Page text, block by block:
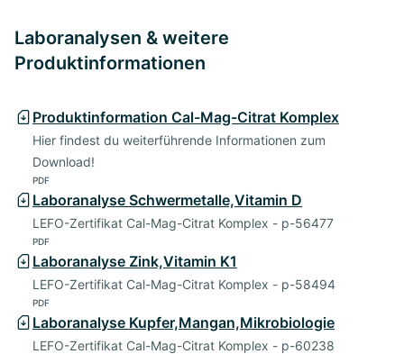
Laboranalysen & weitere
Produktinformationen
Produktinformation Cal-Mag-Citrat Komplex
Hier findest du weiterführende Informationen zum
Download!
PDF
Laboranalyse Schwermetalle,Vitamin D
LEFO-Zertifikat Cal-Mag-Citrat Komplex - p-56477
PDF
Laboranalyse Zink,Vitamin K1
LEFO-Zertifikat Cal-Mag-Citrat Komplex - p-58494
PDF
Laboranalyse Kupfer,Mangan,Mikrobiologie
LEFO-Zertifikat Cal-Mag-Citrat Komplex - p-60238